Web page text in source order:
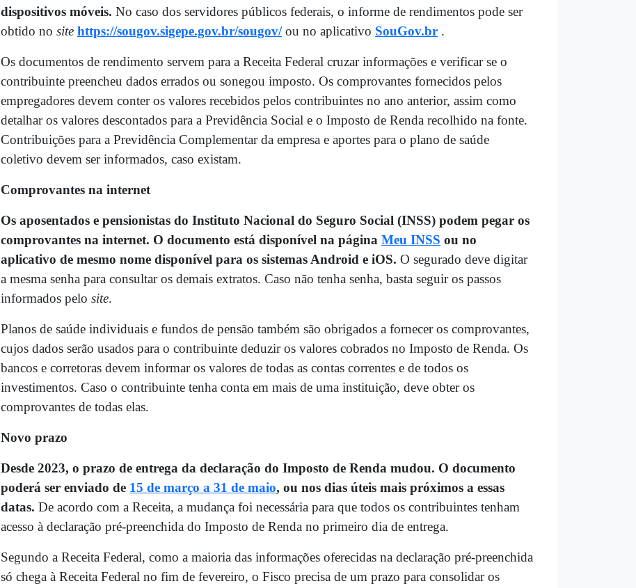
dispositivos móveis. No caso dos servidores públicos federais, o informe de rendimentos pode ser
obtido no site https://sougov.sigepe.gov.br/sougov/ou no aplicativo SouGov.br .
Os documentos de rendimento servem para a Receita Federal cruzar informações e verificar se o
contribuinte preencheu dados errados ou sonegou imposto. Os comprovantes fornecidos pelos
empregadores devem conter os valores recebidos pelos contribuintes no ano anterior, assim como
detalhar os valores descontados para a Previdência Social e o Imposto de Renda recolhido na fonte.
Contribuições para a Previdência Complementar da empresa e aportes para o plano de saúde
coletivo devem ser informados, caso existam.
Comprovantes na internet
Os aposentados e pensionistas do Instituto Nacional do Seguro Social (INSS) podem pegar os
comprovantes na internet. O documento está disponível na página Meu INSS ou no
aplicativo de mesmo nome disponível para os sistemas Android e iOS. O segurado deve digitar
a mesma senha para consultar os demais extratos. Caso não tenha senha, basta seguir os passos
informados pelo site.
Planos de saúde individuais e fundos de pensão também são obrigados a fornecer os comprovantes,
cujos dados serão usados para o contribuinte deduzir os valores cobrados no Imposto de Renda. Os
bancos e corretoras devem informar os valores de todas as contas correntes e de todos os
investimentos. Caso o contribuinte tenha conta em mais de uma instituição, deve obter os
comprovantes de todas elas.
Novo prazo
Desde 2023, o prazo de entrega da declaração do Imposto de Renda mudou. O documento
poderá ser enviado de 15 de março a 31 de maio, ou nos dias úteis mais próximos a essas
datas. De acordo com a Receita, a mudança foi necessária para que todos os contribuintes tenham
acesso à declaração pré-preenchida do Imposto de Renda no primeiro dia de entrega.
Segundo a Receita Federal, como a maioria das informações oferecidas na declaração pré-preenchida
só chega à Receita Federal no fim de fevereiro, o Fisco precisa de um prazo para consolidar os